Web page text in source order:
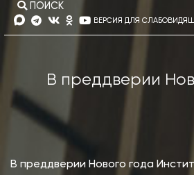
ПОИСК
ВЕРСИЯ ДЛЯ
В преддверии
В преддверии Нового года